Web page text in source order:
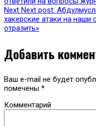
Next Next post:
хакерские атаки на наши
отразить»
Добавить
Ваш e-mail не будет
помечены *
Комментарий